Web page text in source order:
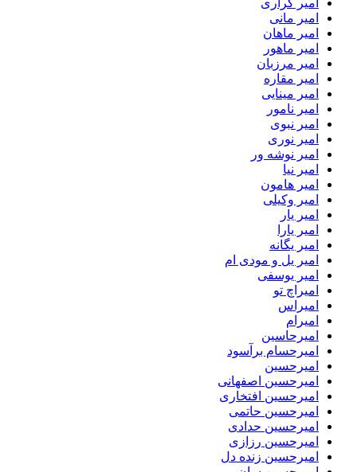
امیر مانی
امیر ماهان
امیر ماهور
امیر مرزبان
امیر مقاره
امیر مینایی
امیر نامور
امیر نبوی
امیر نوری
امیر نوشه ور
امیر نیا
امیر هامون
امیر وکیلی
امیر یار
امیر یارا
امیر یگانه
امیر یل و مودی ام
امیر یوسفی
امیراچ تو
امیراس
امیرام
امیرحاسین
امیرحسام برآسود
امیرحسین
امیرحسین اصفهانی
امیرحسین افتخاری
امیرحسین حاتمی
امیرحسین حدادی
امیرحسین رزازی
امیرحسین زنده دل